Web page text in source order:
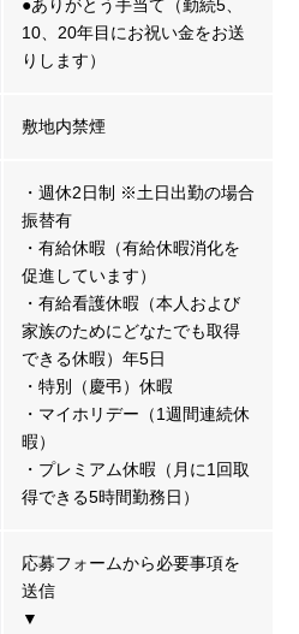
●ありがとう手当て（勤続5、
10、20年目にお祝い金をお送
りします）
敷地内禁煙
・週休2日制 ※土日出勤の場合
振替有
・有給休暇（有給休暇消化を
促進しています）
・有給看護休暇（本人および
家族のためにどなたでも取得
できる休暇）年5日
・特別（慶弔）休暇
・マイホリデー（1週間連続休
暇）
・プレミアム休暇（月に1回取
得できる5時間勤務日）
応募フォームから必要事項を
送信
▼